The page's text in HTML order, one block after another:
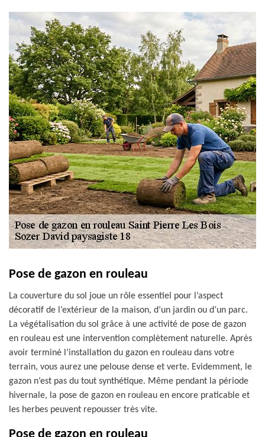
Pose de gazon en rouleau
La couverture du sol joue un rôle essentiel pour l’aspect
décoratif de l’extérieur de la maison, d’un jardin ou d’un parc.
La végétalisation du sol grâce à une activité de pose de gazon
en rouleau est une intervention complètement naturelle. Après
avoir terminé l’installation du gazon en rouleau dans votre
terrain, vous aurez une pelouse dense et verte. Evidemment, le
gazon n’est pas du tout synthétique. Même pendant la période
hivernale, la pose de gazon en rouleau en encore praticable et
les herbes peuvent repousser très vite.